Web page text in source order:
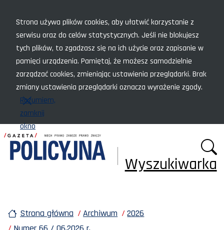
Strona używa plików cookies, aby ułatwić korzystanie z
serwisu oraz do celów statystycznych. Jeśli nie blokujesz
tych plików, to zgadzasz się na ich użycie oraz zapisanie w
pamięci urządzenia. Pamiętaj, że możesz samodzielnie
zarządzać cookies, zmieniając ustawienia przeglądarki. Brak
zmiany ustawienia przeglądarki oznacza wyrażenie zgody.
Rozumiem,
zamknij
okno
Wyszukiwarka
Strona główna Archiwum
2026